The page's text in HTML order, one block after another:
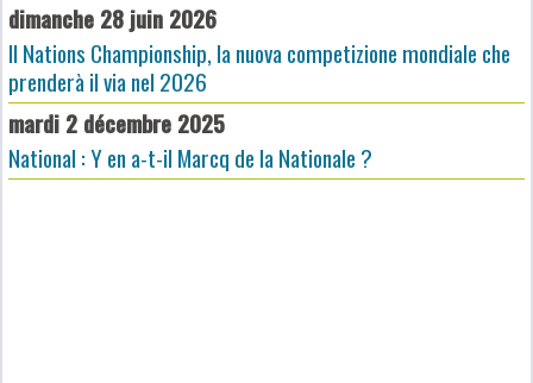
dimanche 28 juin 2026
Il Nations Championship, la nuova competizione mondiale che
prenderà il via nel 2026
mardi 2 décembre 2025
National : Y en a-t-il Marcq de la Nationale ?